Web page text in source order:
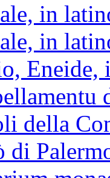
in
in
Eneide,
della
di